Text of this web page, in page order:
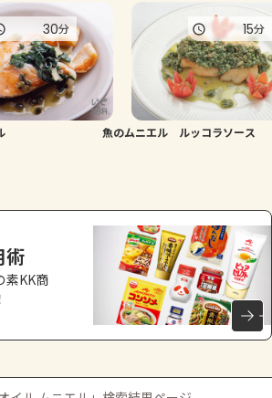
30分
魚のムニエル ルッコラソース
15分
術
素KK商